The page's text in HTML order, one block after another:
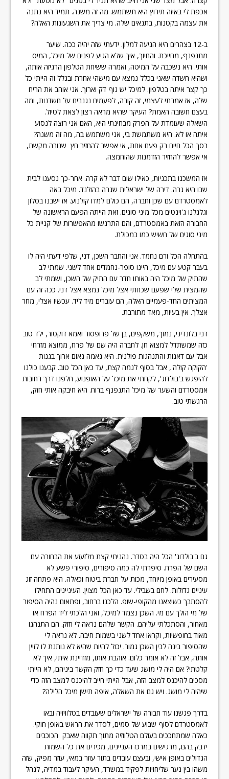
אכפת לי באיזה תירוץ היא תשתמש. מה זה משנה. תמיד היא נתנה
את עצמה בקטנות, בתנאים שלה. מי צריך את השגעונות האלה?
ב-12 בצהרים היא הגיעה למלון. ידעתי שזה יהיה ככה. שיער
מתנפנף, מחייכת. והחיוך, איך שלא הגיע לפנים של מיכל, המיס
אותי. היא נשכבה על המיטה, ואמרה ששיחת הטלפון הרגיזה אותה,
ושהיא חשדה שאני בכלל נמצא עם מישהי אחרת ובגלל זה הייתי כל
כך קצר איתה בטלפון. למיכל יש גוף דק וארוך. אני אוהב את הריח
שלה, אז אמרתי לעצמי, זה קורה, לפעמים נגנבים על חשדנות, ומה
בעצם חשובה האמת? העיקר שהיא מראה רצון לצאת לטיול.
השאלה שעומדת על הפרק מבחינתי היא, האם אני רוצה לנסוע
איתה או לא. היא משתמשת בי, אני משתמש בה, מה זה משנה?
בסך הכל חיים רק פעם אחת, אי אפשר להחזיר חץ שנורה מקשת,
אי אפשר להחזיר הזדמנות שהוחמצה.
אז המשכנו בתכניות, כאילו שום דבר לא קרה. אחר-כך נסענו לבית
שבו היא גרה. דירה של ישראלית שגרה בהולנד. מיכל באה
לאמסטרדם עם שכן וחברה, הם כולם למדו קולנוע. אז ישבנו בסלון
וגלגלנו ג'וינטים מכל מיני סוגים. זאת הייתה הפעם הראשונה של
החבורה הזאת באמסטרדם, והם התרגשו מהאפשרות של קניית כל
מיני סוגים של חשיש כמו במכולת.
בהתחלה הכל זרם נחמד. אני והחבר השכן, דני, שלפי דעתי היה לו
בעבר קטע עם מיכל, היינו סופר-נחמדים אחד לשני. שמתי לב
שהתיק של מיכל היה באותו חדר עם התיק של השכן, ושמתי לב
שהמצית שלי שפעם שכחתי אצל מיכל נמצא אצל דני. ככה זה עם
המציתים החד-פעמיים האלה, הם עוברים מיד ליד. עכשיו אצלי, מחר
אצלך. אין בעיות, מאד מתורבת.
דני בלונדיני, נמוך, משקפים, בן של פרופסור ואמא דוקטור, ילד טוב
כזה שמשתדל למצוא חן. לחברה היה שם של פרח, ממוצא מזרחי
אבל עם דאגות והתנהגות פולנית. היא נאמה נאום ארוך בגנות
'הקוקה קולה', אבל בסוף לגמה קצת, עד כאן הכל טוב. קבענו כולנו
להיפגש ב'בולדוג', לקחתי את מיכל על האופנוע, חלפנו דרך רחובות
אמסטרדם והשער של מיכל התנפנף ברוח. היא חיבקה אותי חזק,
הרגשתי טוב.
גם ב'בולדוג' הכל היה בסדר. נהניתי קצת מלזעזע את הבחורה עם
השם של הפרח. סיפרתי לה כמה סיפורים, סיפורי פשע לא
מסעירים באופן מיוחד, מכות על חברת ביטוח וכאלה. היא פתחה זוג
עיניים גדולות. לחם בשבילי. עד כאן הכל מצוין. העיניינים התחילו
להסתבך כשיצאנו מהקופי-שופ. הלכנו ברחוב, ופתאום נהיה הסיפור
של מי הולך עם מי. השכן נצמד למיכל, ואני הלכתי ליד הפרח או
מאחור, והסתכלתי עליהם. הקשר שלהם נראה לי חזק. הם התנהגו
מאוד בחופשיות, וקראו אחד לשני בשמות חיבה. לא נראה לי
שהסיפור בינה לבין השכן גמור. יכול להיות שהיא לא נותנת לו לזיין
אותה, אבל זה לא אומר כלום. אוהבת אותו, מזדיינת איתי, איך לא
קלטתי? אם היה לי מושג שעד כדי כך חזק הקשר ביניהם, לא הייתי
מסכים להיכנס למצב הזה, אבל הייתי חייב להיכנס למצב הזה כדי
שיהיה לי מושג. ויש גם את השאלה, איפה תישן מיכל הלילה?
בדרך פגשנו עוד חבורה של ישראלים שעובדים בטלוויזיה ובאו
לאמסטרדם לסוף שבוע של סמים, לסדר את הראש באופן חוקי.
כאלה שמתחככים בעולם הטלווזיה מתוך תקווה שאבק הכוכבים
ידבק בהם, מרגישים במרכז העניינים, מכירים את כל השמות
הגדולים באופן אישי, ובעצם עובדים בתור עוזר במאי, עוזר מפיק, שזה
משהו בין נער שליחויות לפקיד במשרד, העיקר לעבוד במדיה, לנהל